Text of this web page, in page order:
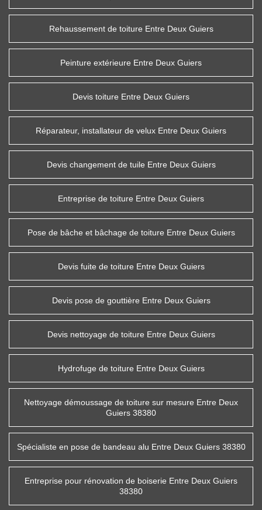
Rehaussement de toiture Entre Deux Guiers
Peinture extérieure Entre Deux Guiers
Devis toiture Entre Deux Guiers
Réparateur, installateur de velux Entre Deux Guiers
Devis changement de tuile Entre Deux Guiers
Entreprise de toiture Entre Deux Guiers
Pose de bâche et bâchage de toiture Entre Deux Guiers
Devis fuite de toiture Entre Deux Guiers
Devis pose de gouttière Entre Deux Guiers
Devis nettoyage de toiture Entre Deux Guiers
Hydrofuge de toiture Entre Deux Guiers
Nettoyage démoussage de toiture sur mesure Entre Deux
Guiers 38380
Spécialiste en pose de bandeau alu Entre Deux Guiers 38380
Entreprise pour rénovation de boiserie Entre Deux Guiers
38380